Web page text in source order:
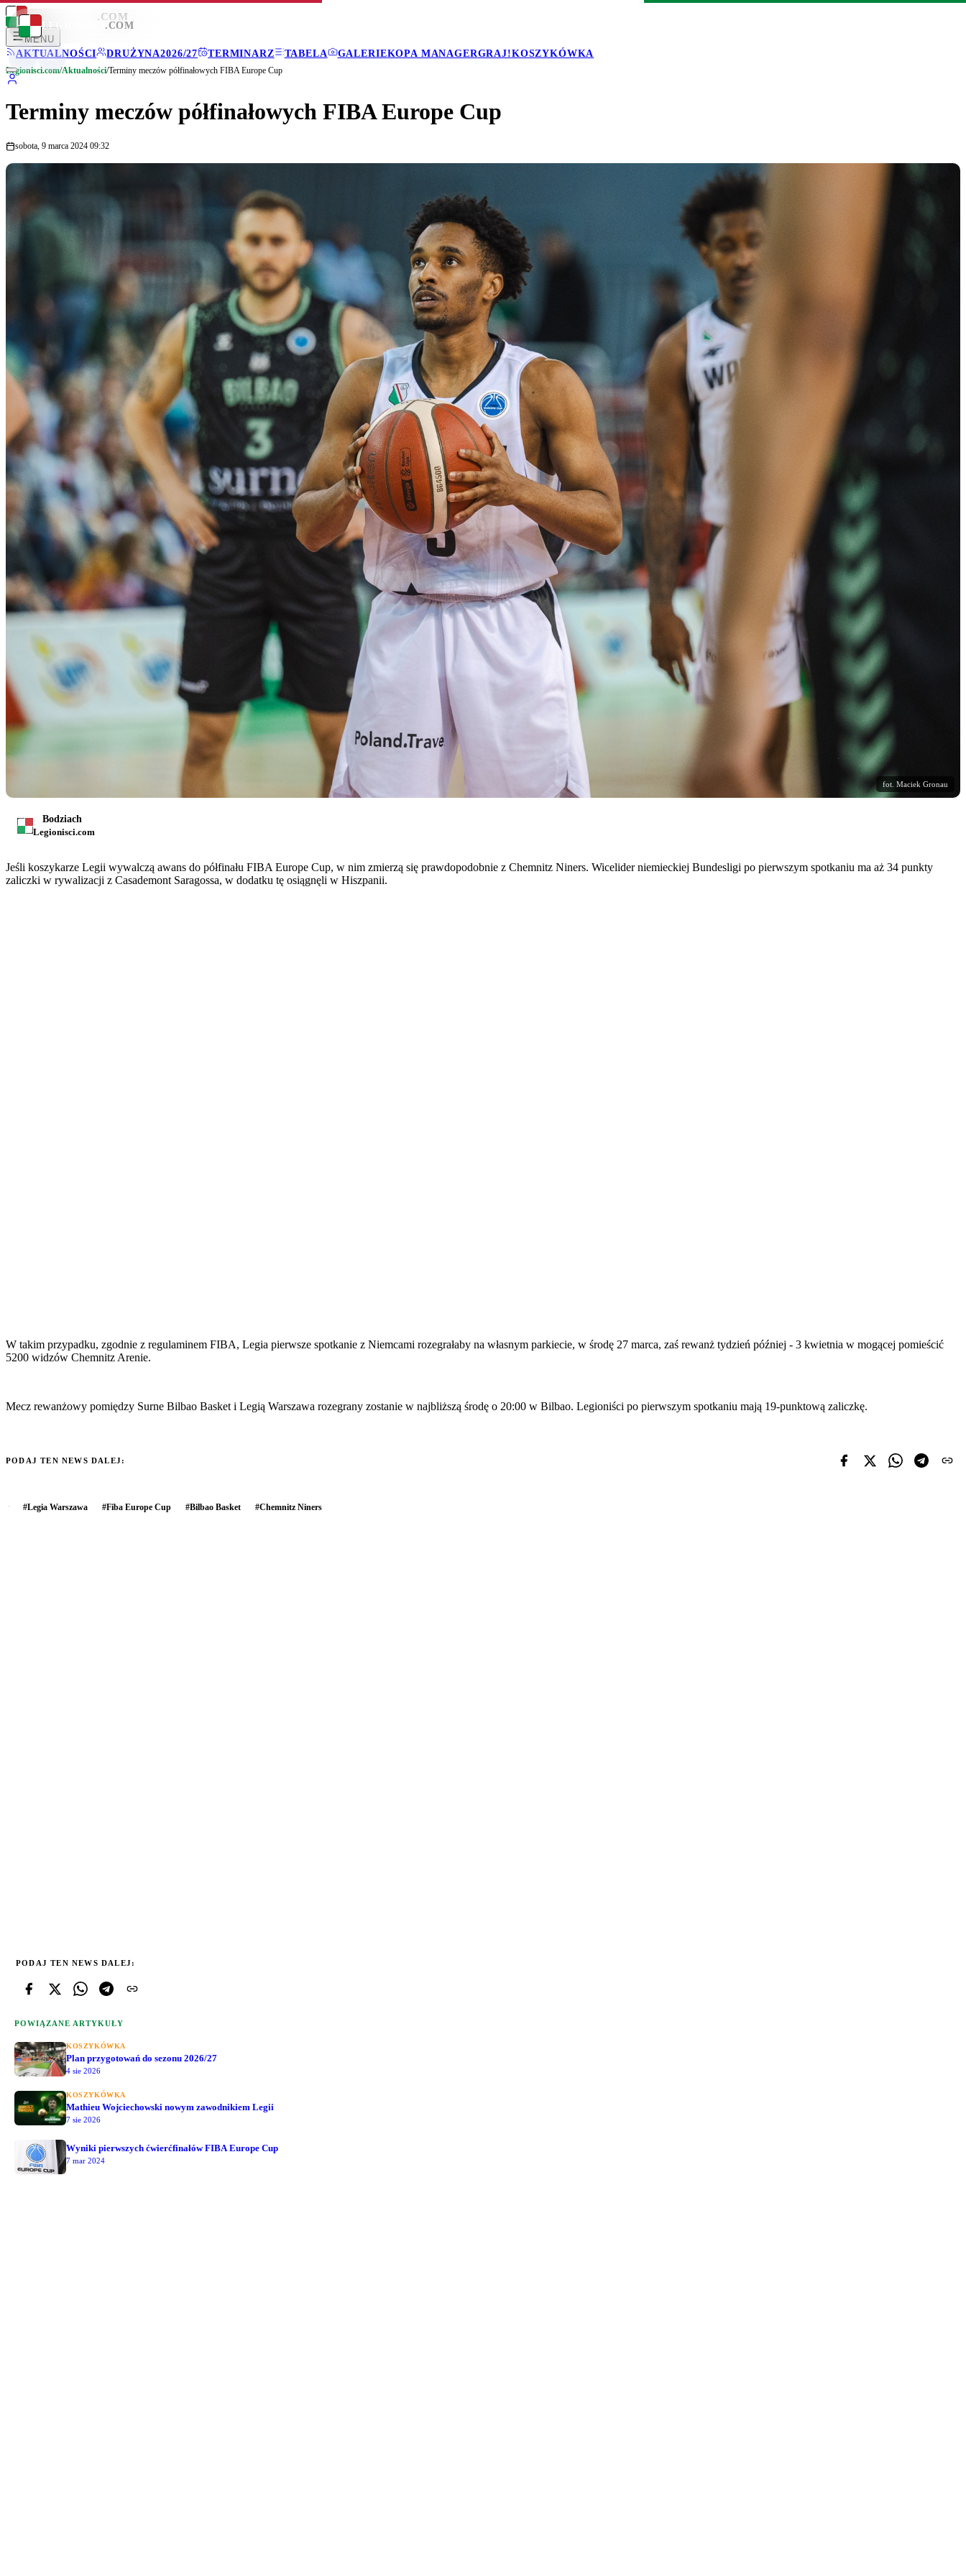
LEGIONISCI .COM
MENU
AKTUALNOŚCI
DRUŻYNA2026/27 TERMINARZ TABELA GALERIEKOPA MANAGERGRAJ!KOSZYKÓWKA
LEGIONISCI .COM
Legionisci.com/Aktualności/Terminy meczów półfinałowych FIBA Europe Cup
Terminy meczów półfinałowych FIBA Europe Cup
sobota, 9 marca 2024 09:32
fot. Maciek Gronau
Bodziach
Legionisci.com
Jeśli koszykarze Legii wywalczą awans do półfinału FIBA Europe Cup, w nim zmierzą się prawdopodobnie z Chemnitz Niners. Wicelider niemieckiej Bundesligi po pierwszym spotkaniu ma aż 34 punkty
zaliczki w rywalizacji z Casademont Saragossa, w dodatku tę osiągnęli w Hiszpanii.
W takim przypadku, zgodnie z regulaminem FIBA, Legia pierwsze spotkanie z Niemcami rozegrałaby na własnym parkiecie, w środę 27 marca, zaś rewanż tydzień później - 3 kwietnia w mogącej pomieścić
5200 widzów Chemnitz Arenie.
Mecz rewanżowy pomiędzy Surne Bilbao Basket i Legią Warszawa rozegrany zostanie w najbliższą środę o 20:00 w Bilbao. Legioniści po pierwszym spotkaniu mają 19-punktową zaliczkę.
PODAJ TEN NEWS DALEJ:
#Legia Warszawa #Fiba Europe Cup #Bilbao Basket #Chemnitz Niners
PODAJ TEN NEWS DALEJ:
POWIĄZANE ARTYKUŁY
KOSZYKÓWKA
Plan przygotowań do sezonu 2026/27
4 sie 2026
KOSZYKÓWKA
Mathieu Wojciechowski nowym zawodnikiem Legii
7 sie 2026
Wyniki pierwszych ćwierćfinałów FIBA Europe Cup
7 mar 2024